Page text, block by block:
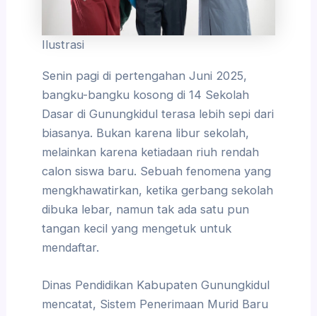
Ilustrasi
Senin pagi di pertengahan Juni 2025,
bangku-bangku kosong di 14 Sekolah
Dasar di Gunungkidul terasa lebih sepi dari
biasanya. Bukan karena libur sekolah,
melainkan karena ketiadaan riuh rendah
calon siswa baru. Sebuah fenomena yang
mengkhawatirkan, ketika gerbang sekolah
dibuka lebar, namun tak ada satu pun
tangan kecil yang mengetuk untuk
mendaftar.
Dinas Pendidikan Kabupaten Gunungkidul
mencatat, Sistem Penerimaan Murid Baru